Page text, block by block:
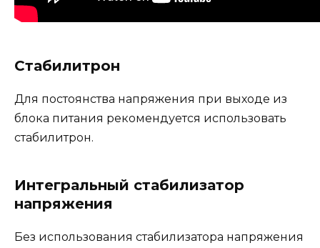
Стабилитрон
Для постоянства напряжения при выходе из
блока питания рекомендуется использовать
стабилитрон.
Интегральный стабилизатор
напряжения
Без использования стабилизатора напряжения